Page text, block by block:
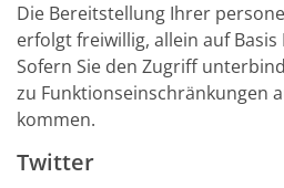
Die Bereitstellung Ihrer
erfolgt freiwillig, allein auf
Sofern Sie den Zugriff
zu Funktionseinschränkungen
kommen.
Twitter